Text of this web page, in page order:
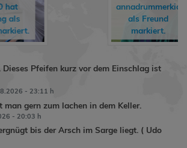
monalisa06ein
Geschenk
gemacht.
Dieses Pfeifen kurz vor dem Einschlag ist
- 23:11 h
man gern zum lachen in dem Keller.
- 20:03 h
bis der Arsch im Sarge liegt. ( Udo